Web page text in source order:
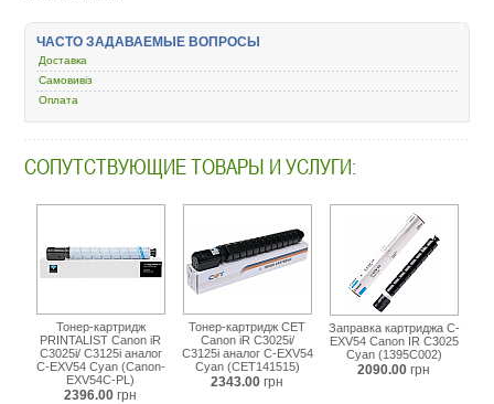
c-
cyan-
1395c002.html
ЧАСТО ЗАДАВАЕМЫЕ ВОПРОСЫ
Доставка
Самовивіз
Оплата
СОПУТСТВУЮЩИЕ ТОВАРЫ И УСЛУГИ:
Тонер-картридж
PRINTALIST Canon iR
C3025i/ C3125i аналог
C-EXV54 Cyan (Canon-
EXV54C-PL)
2396.00 грн
Тонер-картридж CET
Canon iR C3025i/
C3125i аналог C-EXV54
Cyan (CET141515)
2343.00 грн
Заправка картриджа C-
EXV54 Canon IR C3025
Cyan (1395C002)
2090.00 грн